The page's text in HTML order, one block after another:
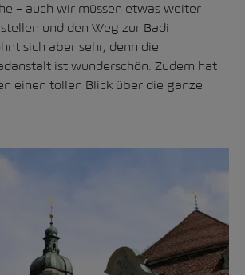
– auch wir müssen etwas weiter
und den Weg zur Badi
sich aber sehr, denn die
ist wunderschön. Zudem hat
einen tollen Blick über die ganze